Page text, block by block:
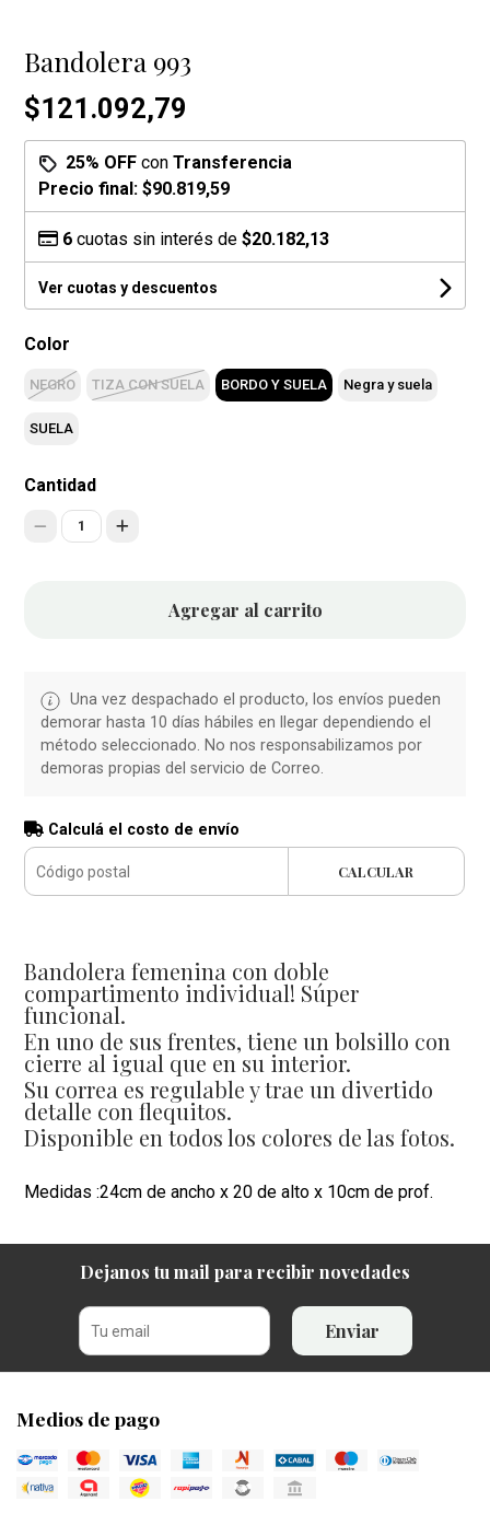
Bandolera 993
$121.092,79
25% OFF conTransferencia
Precio final:$90.819,59
6 cuotas sin interés de$20.182,13
Ver cuotas y descuentos
Color
NEGRO TIZA CON SUELA BORDO Y SUELA Negra y suela
SUELA
Cantidad
1
Agregar al carrito
Una vez despachado el producto, los envíos pueden
demorar hasta 10 días hábiles en llegar dependiendo el
método seleccionado. No nos responsabilizamos por
demoras propias del servicio de Correo.
Calculá el costo de envío
CALCULAR
Bandolera femenina con doble
compartimento individual! Súper
funcional.
En uno de sus frentes, tiene un bolsillo con
cierre al igual que en su interior.
Su correa es regulable y trae un divertido
detalle con flequitos.
Disponible en todos los colores de las fotos.
Medidas :24cm de ancho x 20 de alto x 10cm de prof.
Dejanos tu mail para recibir novedades
Enviar
Medios de pago